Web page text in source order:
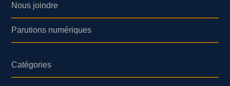
Nous joindre
Parutions numériques
Catégories